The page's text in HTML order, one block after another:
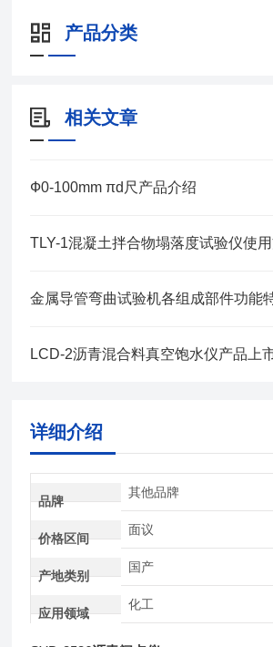
产品分类
相关文章
Ф0-100mm πd尺产品介绍
TLY-1混凝土拌合物塌落度试验仪使
金属导管弯曲试验机各组成部件功能
LCD-2沥青混合料真空饱水仪产品上
详细介绍
品牌
其他品牌
价格区间
面议
产地类别
国产
应用领域
化工